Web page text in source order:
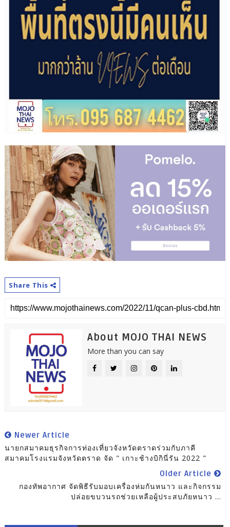
Share This
About MOJO THAI NEWS
More than you can say
Newer Article
นายกสมาคมธุรกิจการท่องเที่ยวจังหวัดตราดร่วมกับภาคี
สมาคมโรงแรมจังหวัดตราด จัด " เกาะช้างบิกินี่รัน 2022 "
Older Article
กองทัพอากาศ จัดพิธีรับมอบเครื่องห่มกันหนาว และกิจกรรม
ปล่อยขบวนรถช่วยเหลือผู้ประสบภัยหนาว ...